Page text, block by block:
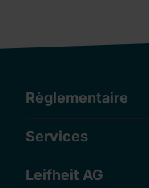
Règlementaire
Services
Leifheit AG